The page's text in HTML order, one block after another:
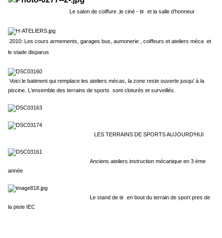
Le salon de coiffure ,le ciné - tir et la salle d'honneur
2010: Les cours armements, garages bus, aumonerie , coiffeurs et ateliers méca et
le stade disparus
Voici le batiment qui remplace les ateliers mécas, la zone reste ouverte jusqu' à la
piscine. L'ensemble des terrains de sports sont cloturés et surveillés.
LES TERRAINS DE SPORTS AUJOURD'HUI
Anciens ateliers instruction mécanique en 3 ème
année
Le stand de tir en bout du terrain de sport pres de
la piste IEC